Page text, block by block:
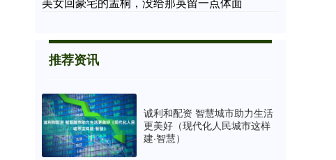
推荐资讯
诚利和配资 智慧城市助力生活
更美好（现代化人民城市这样
建·智慧）